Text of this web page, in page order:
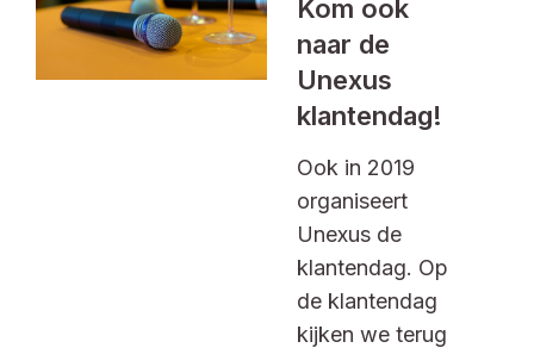
Kom ook
naar de
Unexus
klantendag!
Ook in 2019
organiseert
Unexus de
klantendag. Op
de klantendag
kijken we terug